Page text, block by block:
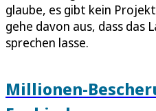
glaube, es gibt kein
gehe davon aus, dass das
sprechen lasse.
Millionen-